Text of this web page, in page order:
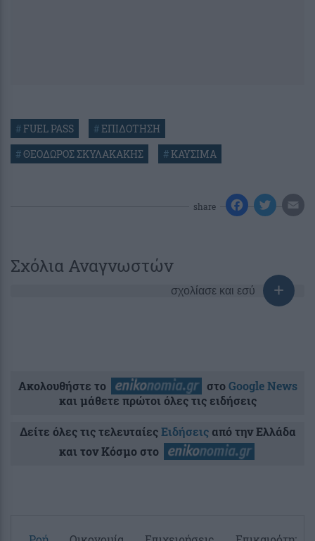
#FUEL PASS #ΕΠΙΔΟΤΗΣΗ
#ΘΕΟΔΩΡΟΣ ΣΚΥΛΑΚΑΚΗΣ #ΚΑΥΣΙΜΑ
share
Σχόλια Αναγνωστών
σχολίασε και εσύ
Ακολουθήστε το στοGoogle News
και μάθετε πρώτοι όλες τις ειδήσεις
Δείτε όλες τις τελευταίεςΕιδήσειςαπό την Ελλάδα
και τον Κόσμο στο